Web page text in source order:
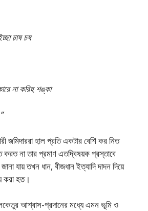
চাষ চষ
না করিহ শঙ্কা
জমিদাররা হাল প্রতি একটার বেশি কর নিত
করত না তার প্রমাণ এতদ্বিষয়ক প্রস্তাবে
যায় তখন ধান, বীজধান ইত্যাদি দাদন দিয়ে
করা হত।
আশ্বাস-প্রদানের মধ্যে এমন ভূমি ও